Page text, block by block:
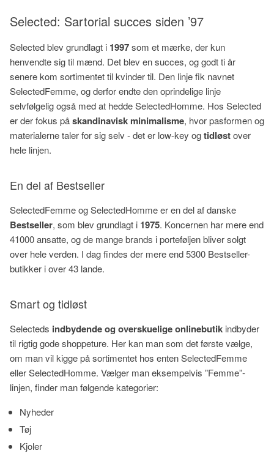
Selected: Sartorial succes siden ’97
Selected blev grundlagt i 1997som et mærke, der kun
henvendte sig til mænd. Det blev en succes, og godt ti år
senere kom sortimentet til kvinder til. Den linje fik navnet
SelectedFemme, og derfor endte den oprindelige linje
selvfølgelig også med at hedde SelectedHomme. Hos Selected
er der fokus påskandinavisk minimalisme, hvor pasformen og
materialerne taler for sig selv - det er low-key ogtidløstover
hele linjen.
En del af Bestseller
SelectedFemme og SelectedHomme er en del af danske
Bestseller, som blev grundlagt i 1975. Koncernen har mere end
41000 ansatte, og de mange brands i porteføljen bliver solgt
over hele verden. I dag findes der mere end 5300 Bestseller-
butikker i over 43 lande.
Smart og tidløst
Selecteds indbydende og overskuelige onlinebutik indbyder
til rigtig gode shoppeture. Her kan man som det første vælge,
om man vil kigge på sortimentet hos enten SelectedFemme
eller SelectedHomme. Vælger man eksempelvis ”Femme”-
linjen, finder man følgende kategorier:
Nyheder
Tøj
Kjoler